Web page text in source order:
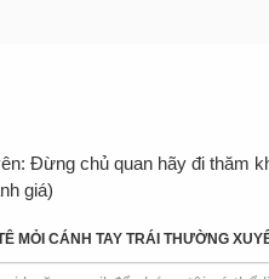
Đừng chủ quan hãy đi thăm
giá)
MỎI CÁNH TAY TRÁI THƯỜNG